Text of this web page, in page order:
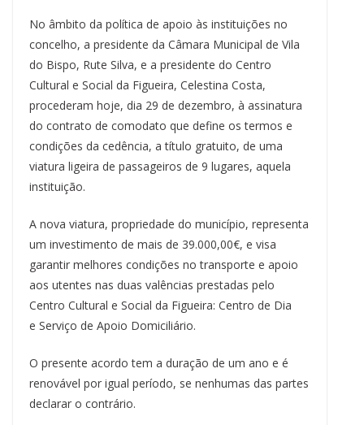
c
e
b
o
k
e
s
y
e
a
s
n
t
e
e
s
t
n
k
e
I
n
t
s
p
p
l
e
g
a
m
i
l
n
t
p
y
L
n
k
r
e
No âmbito da política de apoio às instituições no
concelho, a presidente da Câmara Municipal de Vila
do Bispo, Rute Silva, e a presidente do Centro
Cultural e Social da Figueira, Celestina Costa,
procederam hoje, dia 29 de dezembro, à assinatura
do contrato de comodato que define os termos e
condições da cedência, a título gratuito, de uma
viatura ligeira de passageiros de 9 lugares, aquela
instituição.
A nova viatura, propriedade do município, representa
um investimento de mais de 39.000,00€, e visa
garantir melhores condições no transporte e apoio
aos utentes nas duas valências prestadas pelo
Centro Cultural e Social da Figueira: Centro de Dia
e Serviço de Apoio Domiciliário.
O presente acordo tem a duração de um ano e é
renovável por igual período, se nenhumas das partes
declarar o contrário.